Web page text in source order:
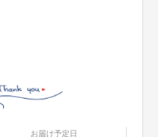
にご準備をお願いしま
ください。
金対応は出来かねます
いたします。
お届け予定日